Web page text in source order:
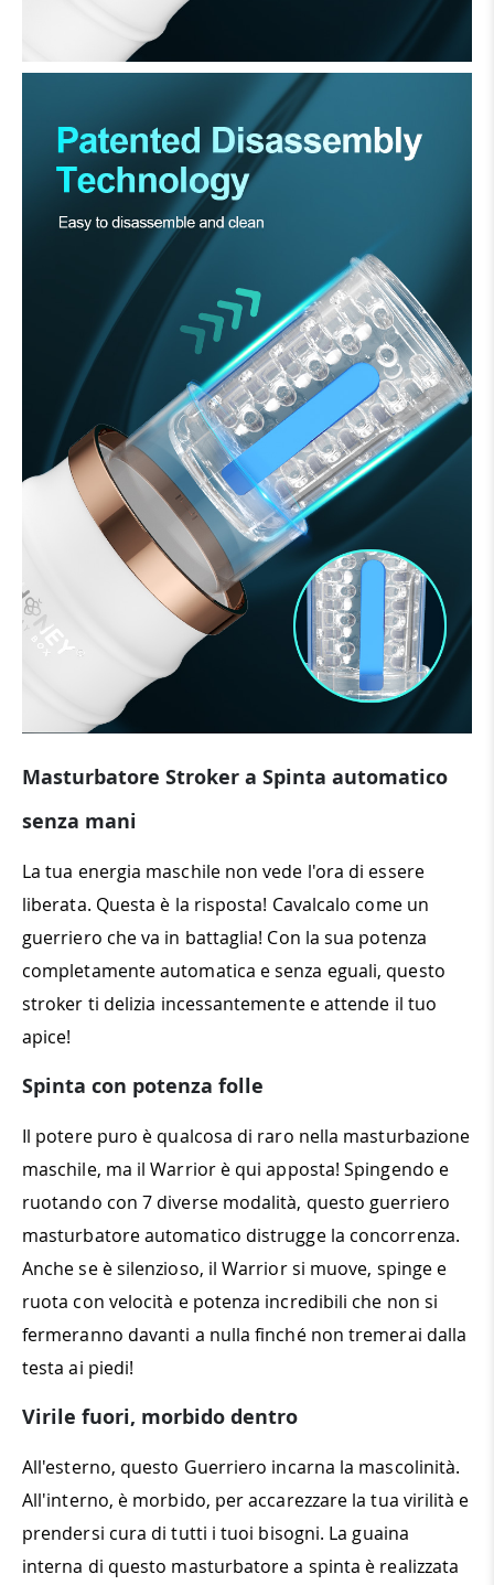
Masturbatore Stroker a Spinta automatico
senza mani
La tua energia maschile non vede l'ora di essere
liberata. Questa è la risposta! Cavalcalo come un
guerriero che va in battaglia! Con la sua potenza
completamente automatica e senza eguali, questo
stroker ti delizia incessantemente e attende il tuo
apice!
Spinta con potenza folle
Il potere puro è qualcosa di raro nella masturbazione
maschile, ma il Warrior è qui apposta! Spingendo e
ruotando con 7 diverse modalità, questo guerriero
masturbatore automatico distrugge la concorrenza.
Anche se è silenzioso, il Warrior si muove, spinge e
ruota con velocità e potenza incredibili che non si
fermeranno davanti a nulla finché non tremerai dalla
testa ai piedi!
Virile fuori, morbido dentro
All'esterno, questo Guerriero incarna la mascolinità.
All'interno, è morbido, per accarezzare la tua virilità e
prendersi cura di tutti i tuoi bisogni. La guaina
interna di questo masturbatore a spinta è realizzata